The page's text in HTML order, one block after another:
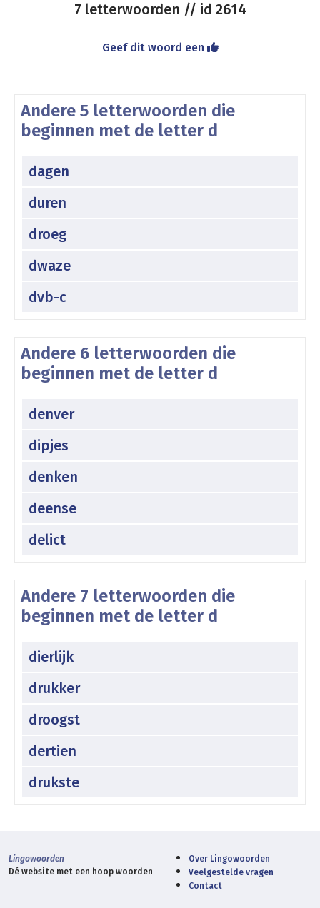
7 letterwoorden // id 2614
Geef dit woord een
Andere 5 letterwoorden die
beginnen met de letter d
dagen
duren
droeg
dwaze
dvb-c
Andere 6 letterwoorden die
beginnen met de letter d
denver
dipjes
denken
deense
delict
Andere 7 letterwoorden die
beginnen met de letter d
dierlijk
drukker
droogst
dertien
drukste
Lingowoorden
Dé website met een hoop woorden
Over Lingowoorden
Veelgestelde vragen
Contact